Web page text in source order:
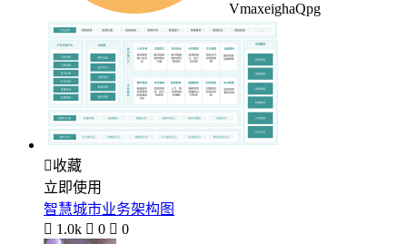
VmaxeighaQpg
收藏
立即使用
智慧城市业务架构图
 1.0k  0  0